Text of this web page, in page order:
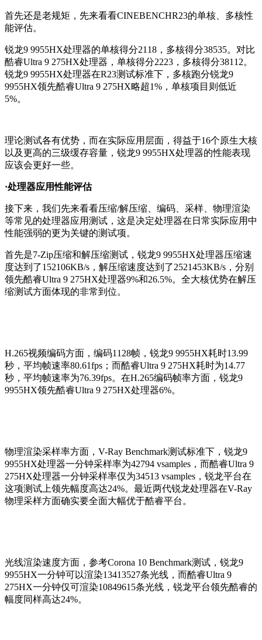
首先还是老规矩，先来看看CINEBENCHR23的单核、多核性
能评估。
锐龙9 9955HX处理器的单核得分2118，多核得分38535。对比
酷睿Ultra 9 275HX处理器，单核得分2223，多核得分38112。
锐龙9 9955HX处理器在R23测试标准下，多核跑分锐龙9
9955HX领先酷睿Ultra 9 275HX略超1%，单核项目则低近
5%。
理论测试各有优势，而在实际应用层面，得益于16个原生大核
以及更高的三级缓存容量，锐龙9 9955HX处理器的性能表现
应该会更好一些。
·处理器应用性能评估
接下来，我们先来看看压缩/解压缩、编码、采样、物理渲染
等常见的处理器应用测试，这是决定处理器在日常实际应用中
性能强弱的更为关键的测试项。
首先是7-Zip压缩和解压缩测试，锐龙9 9955HX处理器压缩速
度达到了152106KB/s，解压缩速度达到了2521453KB/s，分别
领先酷睿Ultra 9 275HX处理器9%和26.5%。全大核优势在解压
缩测试方面体现的非常到位。
H.265视频编码方面，编码1128帧，锐龙9 9955HX耗时13.99
秒，平均帧速率80.61fps；而酷睿Ultra 9 275HX耗时为14.77
秒，平均帧速率为76.39fps。在H.265编码帧率方面，锐龙9
9955HX领先酷睿Ultra 9 275HX处理器6%。
物理渲染采样率方面，V-Ray Benchmark测试标准下，锐龙9
9955HX处理器一分钟采样率为42794 vsamples，而酷睿Ultra 9
275HX处理器一分钟采样率仅为34513 vsamples，锐龙平台在
这项测试上领先幅度高达24%。最近两代锐龙处理器在V-Ray
物理采样方面确实要全面大幅优于酷睿平台。
光线渲染速度方面，参考Corona 10 Benchmark测试，锐龙9
9955HX一分钟可以渲染13413527条光线，而酷睿Ultra 9
275HX一分钟仅可渲染10849615条光线，锐龙平台领先酷睿的
幅度同样高达24%。